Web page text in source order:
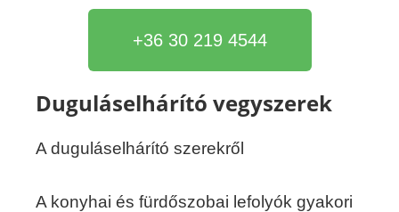
+36 30 219 4544
Duguláselhárító vegyszerek
A duguláselhárító szerekről
A konyhai és fürdőszobai lefolyók gyakori